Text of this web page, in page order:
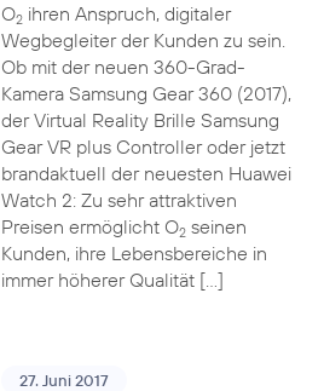
O2ihren Anspruch, digitaler
Wegbegleiter der Kunden zu sein.
Ob mit der neuen 360-Grad-
Kamera Samsung Gear 360 (2017),
der Virtual Reality Brille Samsung
Gear VR plus Controller oder jetzt
brandaktuell der neuesten Huawei
Watch 2: Zu sehr attraktiven
Preisen ermöglicht O2seinen
Kunden, ihre Lebensbereiche in
immer höherer Qualität […]
27. Juni 2017